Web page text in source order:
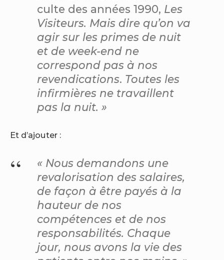
culte des années 1990, Les
Visiteurs. Mais dire qu’on va
agir sur les primes de nuit
et de week-end ne
correspond pas à nos
revendications. Toutes les
infirmières ne travaillent
pas la nuit. »
Et d’ajouter :
« Nous demandons une
revalorisation des salaires,
de façon à être payés à la
hauteur de nos
compétences et de nos
responsabilités. Chaque
jour, nous avons la vie des